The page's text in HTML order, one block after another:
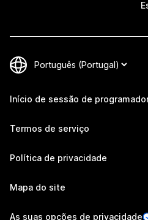
Início de sessão de
Termos de serviço
Política de privacidade
Mapa do site
As suas opções de privacidade